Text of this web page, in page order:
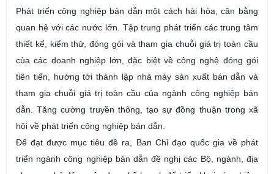
Phát triển công nghiệp bán dẫn một cách hài hòa, cân bằng
quan hệ với các nước lớn. Tập trung phát triển các trung tâm
thiết kế, kiểm thử, đóng gói và tham gia chuỗi giá trị toàn cầu
của các doanh nghiệp lớn, đặc biệt về công nghệ đóng gói
tiên tiến, hướng tới thành lập nhà máy sản xuất bán dẫn và
tham gia chuỗi giá trị toàn cầu của ngành công nghiệp bán
dẫn. Tăng cường truyền thông, tạo sự đồng thuận trong xã
hội về phát triển công nghiệp bán dẫn.
Để đạt được mục tiêu đề ra, Ban Chỉ đạo quốc gia về phát
triển ngành công nghiệp bán dẫn đề nghị các Bộ, ngành, địa